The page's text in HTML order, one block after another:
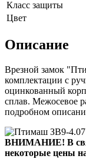
Класс защиты
Цвет
Описание
Врезной замок
комплектации с
оцинкованный
сплав. Межосевое
подробном
ВНИМАНИЕ! В
некоторые цены